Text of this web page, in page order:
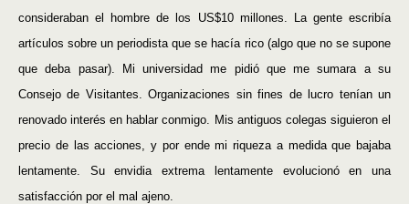
consideraban el hombre de los US$10 millones. La gente escribía
artículos sobre un periodista que se hacía rico (algo que no se supone
que deba pasar). Mi universidad me pidió que me sumara a su
Consejo de Visitantes. Organizaciones sin fines de lucro tenían un
renovado interés en hablar conmigo. Mis antiguos colegas siguieron el
precio de las acciones, y por ende mi riqueza a medida que bajaba
lentamente. Su envidia extrema lentamente evolucionó en una
satisfacción por el mal ajeno.